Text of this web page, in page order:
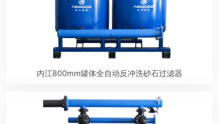
内江800mm罐体全自动反冲洗砂石过滤器